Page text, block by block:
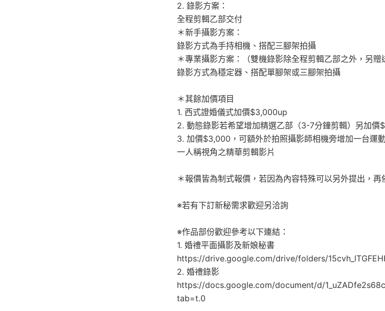
2. 錄影方案：
全程剪輯乙部交付
＊新手攝影方案：
錄影方式為手持相機、搭配三腳架拍攝
＊專業攝影方案：（雙機錄影除全程剪輯乙部之外，另贈
錄影方式為穩定器、搭配單腳架或三腳架拍攝
＊其餘加價項目
1. 西式證婚儀式加價$3,000up
2. 動態錄影若希望增加精選乙部（3-7分鐘剪輯）另加價
3. 加價$3,000，可額外於拍照攝影師相機旁增加一台運
一人稱視角之精華剪輯影片
＊報價皆為制式報價，若因為內容特殊可以另外提出，再
※若有下訂新秘需求歡迎另洽詢
※作品部份歡迎參考以下連結：
1. 婚禮平面攝影及新娘秘書
https://drive.google.com/drive/folders/
2. 婚禮錄影
https://docs.google.com/document/d/
tab=t.0